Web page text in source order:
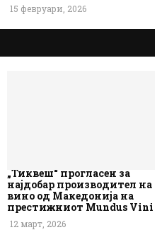
15 февруари, 2026
„Тиквеш“ прогласен за
најдобар производител на
вино од Македонија на
престижниот Mundus Vini
12 март, 2026